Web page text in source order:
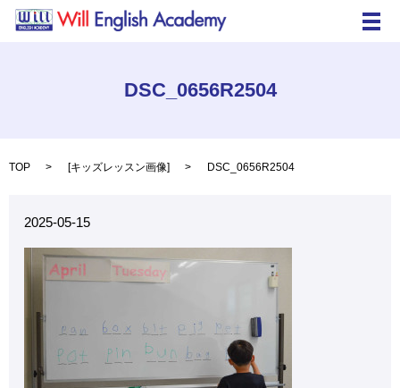
メ
DSC_0656R2504
TOP [キッズレッスン画像] DSC_0656R2504
2025-05-15